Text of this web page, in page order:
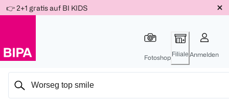
Für
Für
Für
Weiter
zum
👉 2+1 gratis auf BI KIDS
Fotoshop Filiale Anmelden